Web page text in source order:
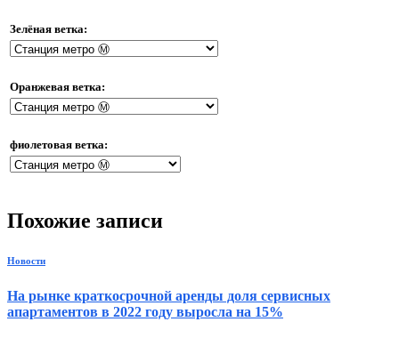
Зелёная ветка:
Оранжевая ветка:
фиолетовая ветка:
Похожие записи
Новости
На рынке краткосрочной аренды доля сервисных
апартаментов в 2022 году выросла на 15%